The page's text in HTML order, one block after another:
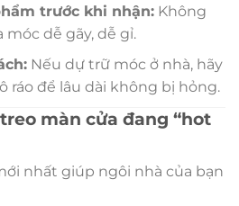
trước khi nhận:Không
dễ gãy, dễ gỉ.
Nếu dự trữ móc ở nhà, hãy
ráo để lâu dài không bị hỏng.
màn cửa đang “hot
nhất giúp ngôi nhà của bạn